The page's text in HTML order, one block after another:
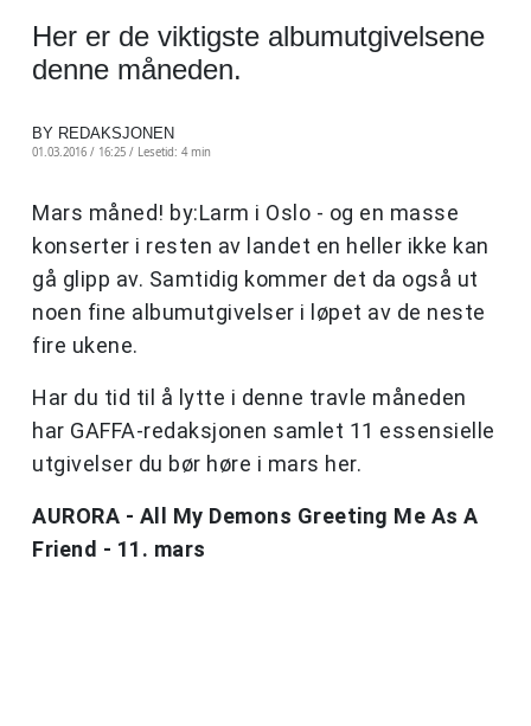
Her er de viktigste albumutgivelsene
denne måneden.
BY REDAKSJONEN
01.03.2016 / 16:25 / Lesetid: 4 min
Mars måned! by:Larm i Oslo - og en masse
konserter i resten av landet en heller ikke kan
gå glipp av. Samtidig kommer det da også ut
noen fine albumutgivelser i løpet av de neste
fire ukene.
Har du tid til å lytte i denne travle måneden
har GAFFA-redaksjonen samlet 11 essensielle
utgivelser du bør høre i mars her.
AURORA - All My Demons Greeting Me As A
Friend - 11. mars